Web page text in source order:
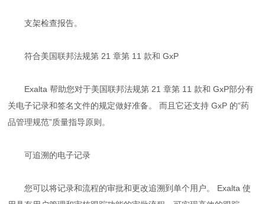
支架检查报告。
符合美国联邦法规第 21 章第 11 款和 GxP
Exalta 帮助您对于美国联邦法规第 21 章第 11 款和 GxP部分有
关电子记录和签名文件的规定做好准备。 而且它还支持 GxP 的“药
品管理规范”质量指导原则。
可追溯的电子记录
您可以将记录和流程的审批和更改追溯到单个用户。 Exalta 使